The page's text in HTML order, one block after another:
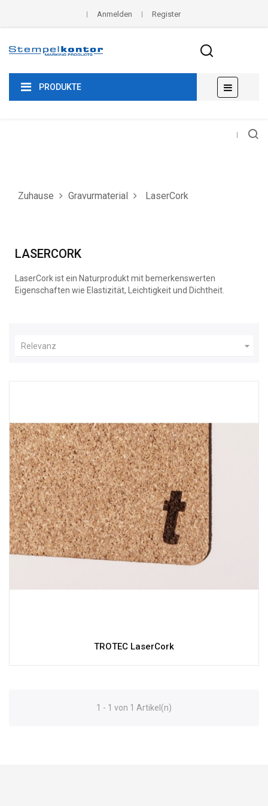
Anmelden Register
PRODUKTE
der
☰
Zuhause Gravurmaterial LaserCork
LASERCORK
LaserCork ist ein Naturprodukt mit bemerkenswerten
Eigenschaften wie Elastizität, Leichtigkeit und Dichtheit.
Relevanz 
TROTEC LaserCork
1 - 1 von 1 Artikel(n)